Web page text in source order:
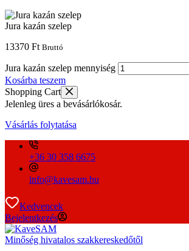
Jura kazán szelep
13370 Ft Bruttó
Jura kazán szelep mennyiség
Kosárba teszem
Shopping Cart
Jelenleg üres a bevásárlókosár.
Vásárlás folytatása
+36 30 358 6675
info@kavesam.hu
Kedvencek
Bejelentkezés
Minőség hivatalos szakkereskedőtől